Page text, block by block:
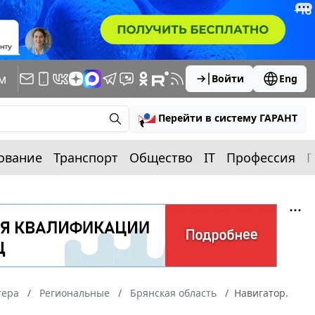
Войти Eng
Перейти в систему ГАРАНТ
Транспорт Общество IT Профессия
Региональные Брянская область Навигатор.